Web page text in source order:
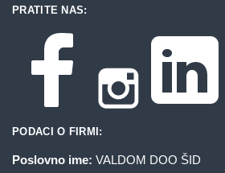
PRATITE NAS:
PODACI O FIRMI:
Poslovno ime: VALDOM DOO ŠID